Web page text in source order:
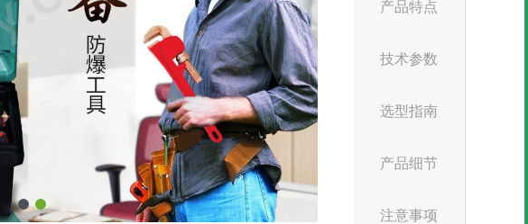
产品特点
技术参数
选型指南
产品细节
注意事项